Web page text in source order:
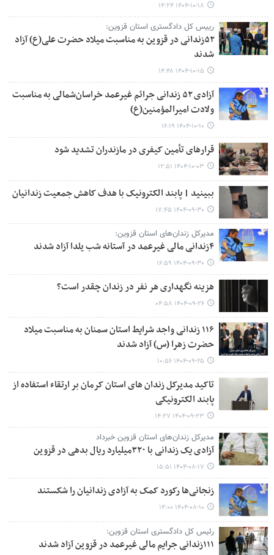
۱۴۰۴-۱۰-۱۸ ۱۴:۲۴
رییس کل دادگستری استان قزوین:
۵۲زندانی در قزوین به مناسبت میلاد حضرت علی(ع) آزاد
شدند
۱۴۰۴-۱۰-۱۵ ۱۴:۴۸
آزادی ۵۲ زندانی جرائم غیرعمد خراسان‌شمالی به مناسبت
ولادت امیرالمؤمنین(ع)
۱۴۰۴-۱۰-۱۰ ۱۶:۱۹
قرارهای تأمین کیفری در مازندران تشدید شود
۱۴۰۴-۱۰-۰۳ ۱۲:۵۱
ببینید | پابند الکترونیک با هدف کاهش جمعیت زندانیان
۱۴۰۴-۰۹-۳۰ ۱۷:۴۵
مدیرکل زندان‌های استان قزوین:
۴زندانی مالی غیرعمد در آستانه شب یلدا آزاد شدند
۱۴۰۴-۰۹-۳۰ ۱۶:۵۹
هزینه نگهداری هر نفر در زندان چقدر است؟
۱۴۰۴-۰۹-۲۶ ۰۴:۵۸
۱۱۶ زندانی واجد شرایط استان سمنان به مناسبت میلاد
حضرت زهرا (س) آزاد شدند
۱۴۰۴-۰۹-۲۵ ۱۰:۵۶
تاکید مدیرکل زندان های استان کرمان بر ارتقاء استفاده از
پابند الکترونیکی
۱۴۰۴-۰۹-۲۳ ۱۴:۲۷
مدیرکل زندان‌های استان قزوین خبرداد
آزادی یک زندانی با ۳۲۰میلیارد ریال بدهی در قزوین
۱۴۰۴-۰۸-۱۷ ۱۵:۵۱
زنجانی‌ها رکورد کمک به آزادی زندانیان را شکستند
۱۴۰۴-۰۸-۱۰ ۱۴:۰۰
رئیس کل دادگستری استان قزوین:
۱۱۱زندانی جرایم مالی غیرعمد در قزوین آزاد شدند